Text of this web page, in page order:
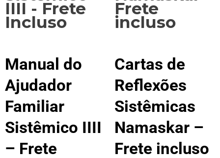
Manual do
Ajudador
Familiar
Sistêmico IIII
– Frete
Cartas de
Reflexões
Sistêmicas
Namaskar –
Frete incluso